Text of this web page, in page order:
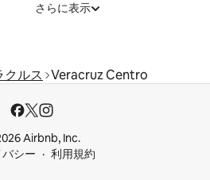
さらに表示
クルス Veracruz Centro
Airbnb, Inc.
シー
利用規約